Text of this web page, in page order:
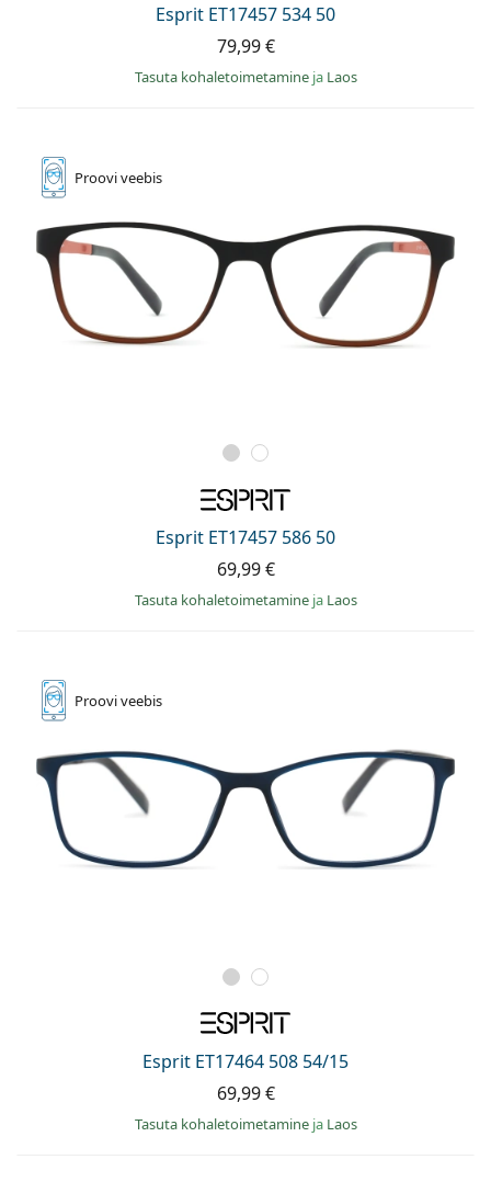
Esprit ET17457 534 50
79,99 €
Tasuta kohaletoimetamine ja Laos
Prooviveebis
Esprit ET17457 586 50
69,99 €
Tasuta kohaletoimetamine ja Laos
Prooviveebis
Esprit ET17464 508 54/15
69,99 €
Tasuta kohaletoimetamine ja Laos